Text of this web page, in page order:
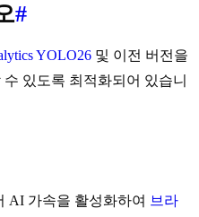
#
YOLO26 및 이전 버전을
있도록 최적화되어 있습니
AI 가속을 활성화하여 브라